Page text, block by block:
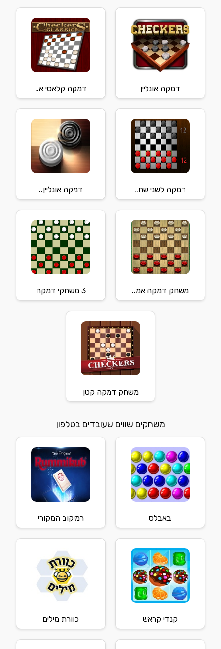
דמקה אונליין דמקה קלאסי א..
דמקה לשני שח.. דמקה אונליין..
משחק דמקה אמ.. 3 משחקי דמקה
משחק דמקה קטן
משחקים שווים שעובדים בטלפון
באבלס רמיקוב המקורי
קנדי קראש כוורת מילים